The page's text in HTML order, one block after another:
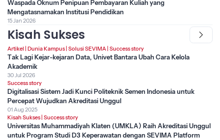
Waspada Oknum Penipuan Pembayaran Kuliah yang
Mengatasnamakan Institusi Pendidikan
15 Jan 2026
Kisah Sukses
Artikel Dunia Kampus Solusi SEVIMA Success story
Tak Lagi Kejar-kejaran Data, Univet Bantara Ubah Cara Kelola
Akademik
30 Jul 2026
Success story
Digitalisasi Sistem Jadi Kunci Politeknik Semen Indonesia untuk
Percepat Wujudkan Akreditasi Unggul
01 Aug 2025
Kisah Sukses Success story
Universitas Muhammadiyah Klaten (UMKLA) Raih Akreditasi Unggul
untuk Program Studi D3 Keperawatan dengan SEVIMA Platform